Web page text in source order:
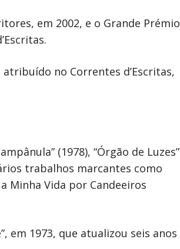
em 2002, e o Grande Prémio
no Correntes d’Escritas,
(1978), “Órgão de Luzes”
trabalhos marcantes como
Minha Vida por Candeeiros
em 1973, que atualizou seis anos